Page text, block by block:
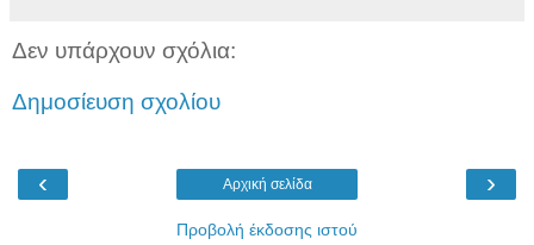
Δεν υπάρχουν σχόλια:
Δημοσίευση σχολίου
‹ ›
Αρχική σελίδα
Προβολή έκδοσης ιστού